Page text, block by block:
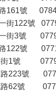
161號
街122號
街3號
122號
街1號
路223號
路62號